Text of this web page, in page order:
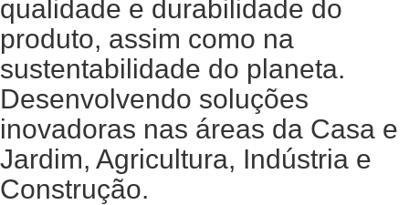
qualidade e durabilidade do
produto, assim como na
sustentabilidade do planeta.
Desenvolvendo soluções
inovadoras nas áreas da Casa e
Jardim, Agricultura, Indústria e
Construção.